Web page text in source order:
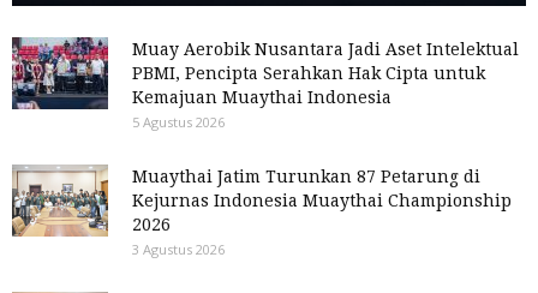
Muay Aerobik Nusantara Jadi Aset Intelektual
PBMI, Pencipta Serahkan Hak Cipta untuk
Kemajuan Muaythai Indonesia
5 Agustus 2026
Muaythai Jatim Turunkan 87 Petarung di
Kejurnas Indonesia Muaythai Championship
2026
3 Agustus 2026